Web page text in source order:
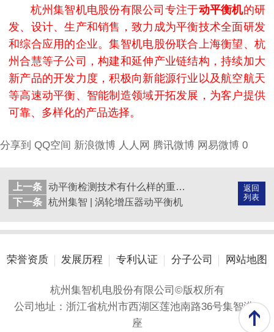
杭州集智机电股份有限公司专注于动平衡机的研
发、设计、生产和销售，致力成为平衡技术全面研发
和综合应用的企业。集智机电股份联合上海衡望、杭
州合慧等子公司，构建和延伸产业链结构，持续加大
新产品的开发力度，积极向新能源行业以及航空航天
等高速动平衡、智能制造领域开拓发展，为客户提供
可靠、多样化的产品选择。
分享到 QQ空间 新浪微博 人人网 腾讯微博 网易微博 0
返回
列表
上一条
动平衡检测技术有什么样的重要性？
下一条 杭州集智 | 涡轮增压器动平衡机
荣誉资质 发展历程 专利认证 分子公司 网站地图
杭州集智机电股份有限公司©版权所有
公司地址：浙江省杭州市西湖区莲池南路36号集智港A
座